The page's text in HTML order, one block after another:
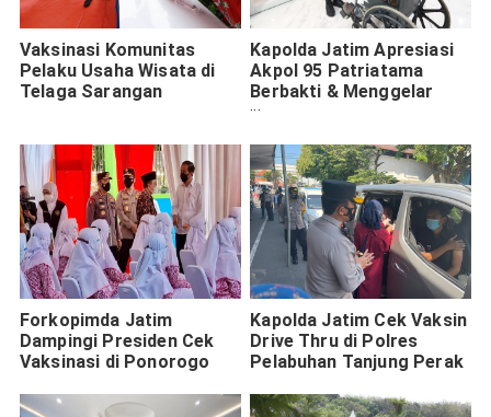
Vaksinasi Komunitas
Pelaku Usaha Wisata di
Telaga Sarangan
Kapolda Jatim Apresiasi
Akpol 95 Patriatama
Berbakti & Menggelar
Vaksinasi Bagi Disabilitas
Forkopimda Jatim
Dampingi Presiden Cek
Vaksinasi di Ponorogo
Kapolda Jatim Cek Vaksin
Drive Thru di Polres
Pelabuhan Tanjung Perak